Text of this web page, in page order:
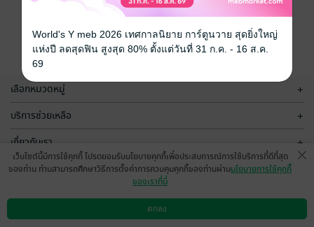
เลือกหมวดหมู่ +
บริการช่วยเหลือ +
เกี่ยวกับเรา +
กลุ่มธุรกิจในเครือ
ดาวน์โหลดแอป วิธีการใช้งาน ติดต่อเรา
เว็บไซต์นี้มีการใช้คุกกี้ โปรดยอมรับนโยบายคุกกี้เพื่อประสบการณ์การใช้บริการที่ดีที่สุด
ของท่าน ท่านสามารถศึกษาวิธีการตั้งค่าการควบคุมคุกกี้ของท่านผ่านนโยบายการใช้คุกกี้
ของเราที่นี่
ตกลง
World's Y meb 2026 เทศกาลนิยาย การ์ตูนวาย สุดยิ่งใหญ่
แห่งปี ลดสุดฟิน สูงสุด 80% ตั้งแต่วันที่ 31 ก.ค. - 16 ส.ค.
69